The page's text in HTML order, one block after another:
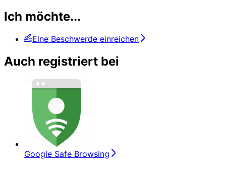
Ich möchte...
Eine Beschwerde einreichen
Auch registriert bei
Google Safe Browsing